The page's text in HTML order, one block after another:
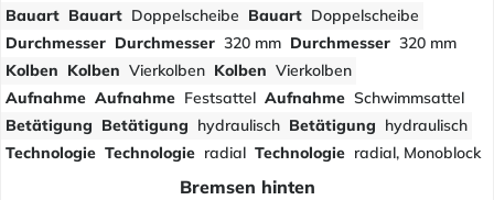
Bauart Bauart Doppelscheibe Bauart Doppelscheibe
Durchmesser Durchmesser 320 mm Durchmesser 320 mm
Kolben Kolben Vierkolben Kolben Vierkolben
Aufnahme Aufnahme Festsattel Aufnahme Schwimmsattel
Betätigung Betätigung hydraulisch Betätigung hydraulisch
Technologie Technologie radial Technologie radial, Monoblock
Bremsen hinten